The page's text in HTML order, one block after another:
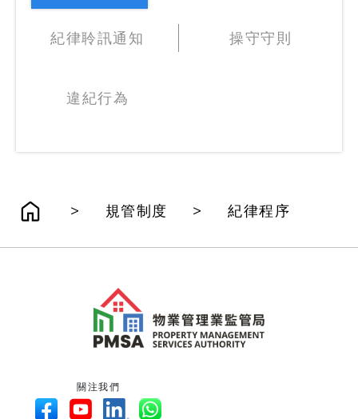
紀律聆訊通知 操守守則
違紀行為
> 規管制度 > 紀律程序
關注我們